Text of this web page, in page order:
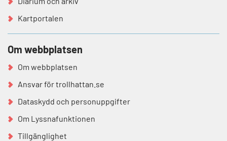
Kartportalen
Om webbplatsen
Om webbplatsen
Ansvar för trollhattan.se
Dataskydd och personuppgifter
Om Lyssnafunktionen
Tillgänglighet